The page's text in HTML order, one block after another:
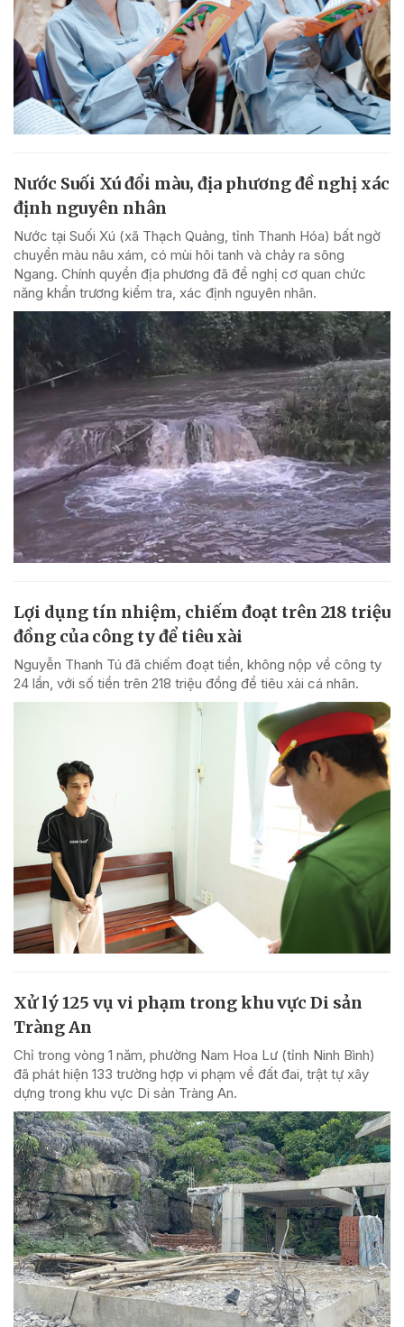
Nước Suối Xú đổi màu, địa phương đề nghị xác
định nguyên nhân
Nước tại Suối Xú (xã Thạch Quảng, tỉnh Thanh Hóa) bất ngờ
chuyển màu nâu xám, có mùi hôi tanh và chảy ra sông
Ngang. Chính quyền địa phương đã đề nghị cơ quan chức
năng khẩn trương kiểm tra, xác định nguyên nhân.
Lợi dụng tín nhiệm, chiếm đoạt trên 218 triệu
đồng của công ty để tiêu xài
Nguyễn Thanh Tú đã chiếm đoạt tiền, không nộp về công ty
24 lần, với số tiền trên 218 triệu đồng để tiêu xài cá nhân.
Xử lý 125 vụ vi phạm trong khu vực Di sản
Tràng An
Chỉ trong vòng 1 năm, phường Nam Hoa Lư (tỉnh Ninh Bình)
đã phát hiện 133 trường hợp vi phạm về đất đai, trật tự xây
dựng trong khu vực Di sản Tràng An.